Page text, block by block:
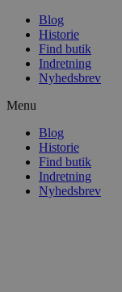
Blog
Historie
Find butik
Indretning
Nyhedsbrev
Menu
Blog
Historie
Find butik
Indretning
Nyhedsbrev